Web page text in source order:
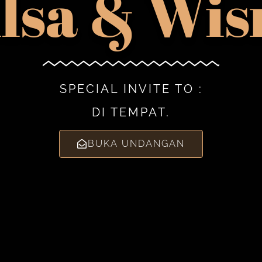
SPECIAL INVITE TO :
DI TEMPAT.
BUKA UNDANGAN